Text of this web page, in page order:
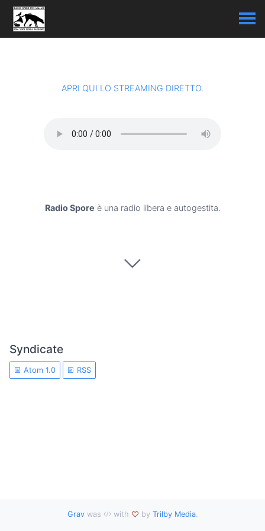
APRI QUI LO STREAMING DIRETTO.
Radio Spore è una radio libera e autogestita.
Syndicate
Atom 1.0 RSS
Gravwas with by Trilby Media.